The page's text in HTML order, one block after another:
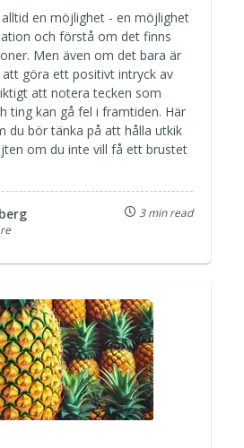
en möjlighet - en möjlighet
och förstå om det finns
Men även om det bara är
göra ett positivt intryck av
att notera tecken som
ting kan gå fel i framtiden. Här
du bör tänka på att hålla utkik
om du inte vill få ett brustet
3 min read